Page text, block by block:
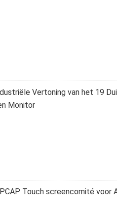
Vertoning van het 19
Monitor
Touch screencomité voor